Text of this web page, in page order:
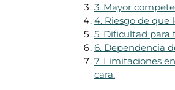
3. Mayor
4. Riesgo de que
5. Dificultad para
6. Dependencia
7. Limitaciones
cara.